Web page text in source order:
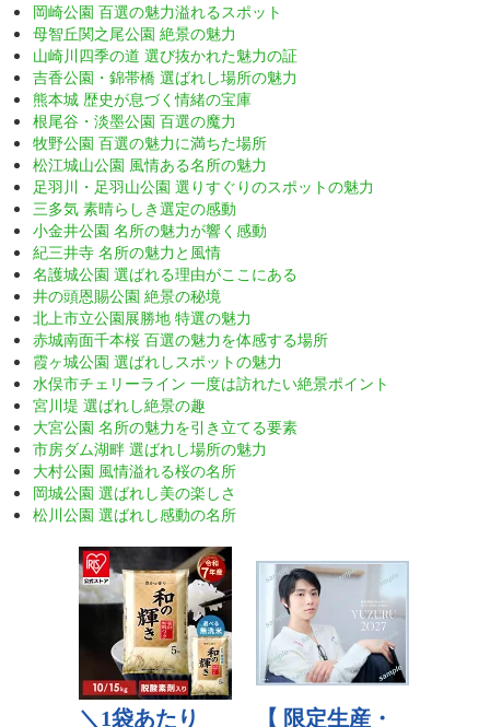
岡崎公園 百選の魅力溢れるスポット
母智丘関之尾公園 絶景の魅力
山崎川四季の道 選び抜かれた魅力の証
吉香公園・錦帯橋 選ばれし場所の魅力
熊本城 歴史が息づく情緒の宝庫
根尾谷・淡墨公園 百選の魔力
牧野公園 百選の魅力に満ちた場所
松江城山公園 風情ある名所の魅力
足羽川・足羽山公園 選りすぐりのスポットの魅力
三多気 素晴らしき選定の感動
小金井公園 名所の魅力が響く感動
紀三井寺 名所の魅力と風情
名護城公園 選ばれる理由がここにある
井の頭恩賜公園 絶景の秘境
北上市立公園展勝地 特選の魅力
赤城南面千本桜 百選の魅力を体感する場所
霞ヶ城公園 選ばれしスポットの魅力
水俣市チェリーライン 一度は訪れたい絶景ポイント
宮川堤 選ばれし絶景の趣
大宮公園 名所の魅力を引き立てる要素
市房ダム湖畔 選ばれし場所の魅力
大村公園 風情溢れる桜の名所
岡城公園 選ばれし美の楽しさ
松川公園 選ばれし感動の名所